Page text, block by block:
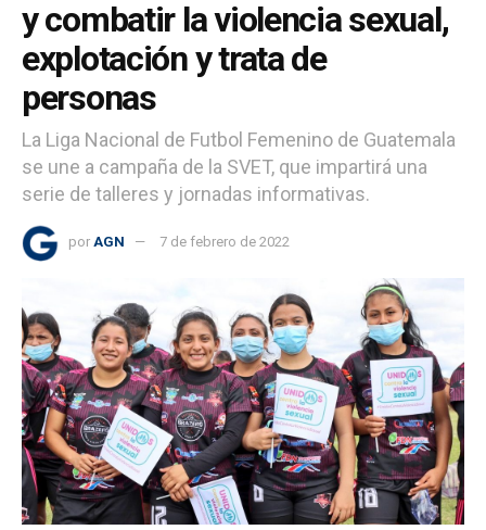
y combatir la violencia sexual,
explotación y trata de
personas
La Liga Nacional de Futbol Femenino de Guatemala
se une a campaña de la SVET, que impartirá una
serie de talleres y jornadas informativas.
por AGN 7 de febrero de 2022